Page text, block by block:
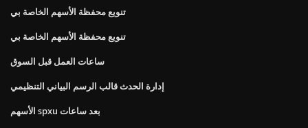
تنويع محفظة الأسهم الخاصة بي
تنويع محفظة الأسهم الخاصة بي
ساعات العمل قبل السوق
إدارة الحدث قالب الرسم البياني التنظيمي
الأسهم spxu بعد ساعات